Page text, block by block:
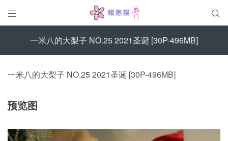
 
一米八的大梨子 NO.25 2021圣诞 [30P-496MB]
一米八的大梨子 NO.25 2021圣诞 [30P-496MB]
预览图